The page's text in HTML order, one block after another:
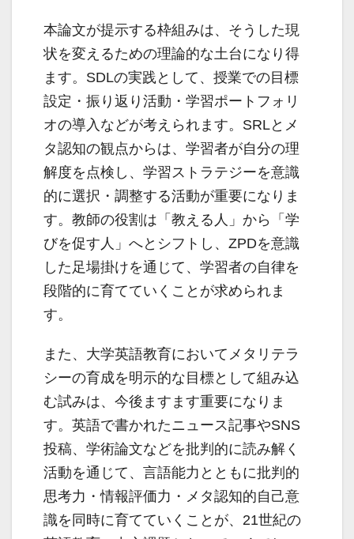
本論文が提示する枠組みは、そうした現
状を変えるための理論的な土台になり得
ます。SDLの実践として、授業での目標
設定・振り返り活動・学習ポートフォリ
オの導入などが考えられます。SRLとメ
タ認知の観点からは、学習者が自分の理
解度を点検し、学習ストラテジーを意識
的に選択・調整する活動が重要になりま
す。教師の役割は「教える人」から「学
びを促す人」へとシフトし、ZPDを意識
した足場掛けを通じて、学習者の自律を
段階的に育てていくことが求められま
す。
また、大学英語教育においてメタリテラ
シーの育成を明示的な目標として組み込
む試みは、今後ますます重要になりま
す。英語で書かれたニュース記事やSNS
投稿、学術論文などを批判的に読み解く
活動を通じて、言語能力とともに批判的
思考力・情報評価力・メタ認知的自己意
識を同時に育てていくことが、21世紀の